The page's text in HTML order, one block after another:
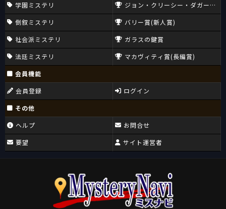
学園ミステリ
倒叙ミステリ
社会派ミステリ
法廷ミステリ
ジョン・クリーシー・ダガー賞
バリー賞(新人賞)
ガラスの鍵賞
マカヴィティ賞(長編賞)
会員機能
会員登録
ログイン
その他
ヘルプ
要望
お問合せ
サイト運営者